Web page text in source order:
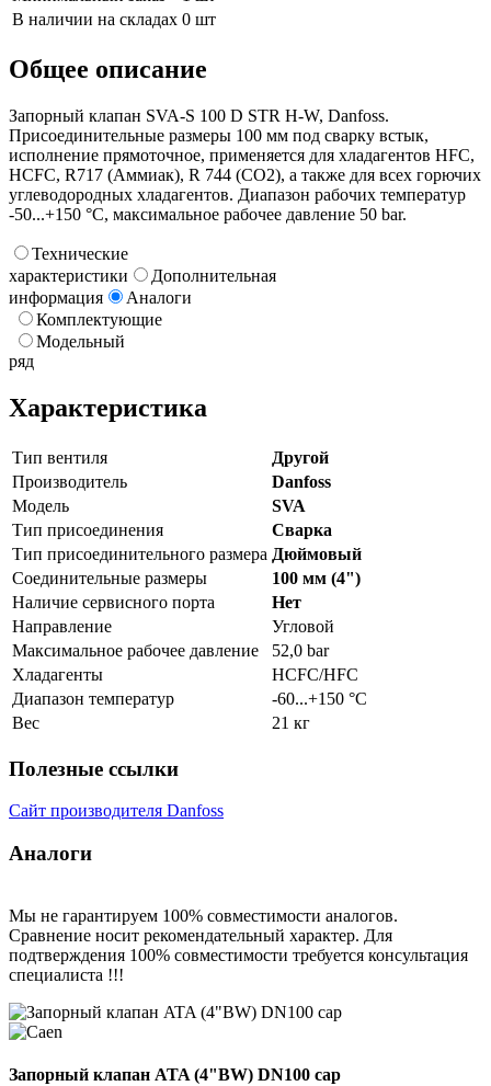
В наличии на складах 0 шт
Общее описание
Запорный клапан SVA-S 100 D STR H-W, Danfoss.
Присоединительные размеры 100 мм под сварку встык,
исполнение прямоточное, применяется для хладагентов HFC,
HCFC, R717 (Аммиак), R 744 (CO2), а также для всех горючих
углеводородных хладагентов. Диапазон рабочих температур
-50...+150 °C, максимальное рабочее давление 50 bar.
Технические
характеристики
Дополнительная
информация
Аналоги
Комплектующие
Модельный
ряд
Характеристика
Тип вентиля
Другой
Производитель
Danfoss
Модель
SVA
Тип присоединения
Сварка
Тип присоединительного размера Дюймовый
Соединительные размеры
100 мм (4")
Наличие сервисного порта
Нет
Направление
Угловой
Максимальное рабочее давление
52,0 bar
Хладагенты
HCFC/HFC
Диапазон температур
-60...+150 °C
Вес
21 кг
Полезные ссылки
Сайт производителя Danfoss
Аналоги
Мы не гарантируем 100% совместимости аналогов.
Сравнение носит рекомендательный характер. Для
подтверждения 100% совместимости требуется консультация
специалиста !!!
Запорный клапан ATA (4"BW) DN100 cap